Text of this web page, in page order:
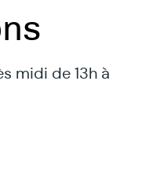
midi de 13h à